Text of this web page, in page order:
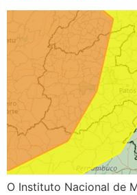
O Instituto Nacional de